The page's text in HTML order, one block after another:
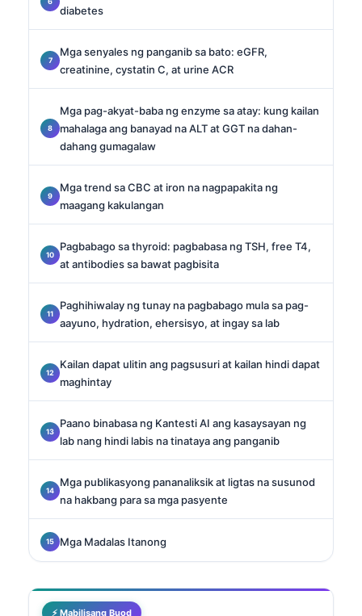
diabetes
Mga senyales ng panganib sa bato: eGFR,
creatinine, cystatin C, at urine ACR
Mga pag-akyat-baba ng enzyme sa atay: kung kailan
mahalaga ang banayad na ALT at GGT na dahan-
dahang gumagalaw
Mga trend sa CBC at iron na nagpapakita ng
maagang kakulangan
Pagbabago sa thyroid: pagbabasa ng TSH, free T4,
at antibodies sa bawat pagbisita
Paghihiwalay ng tunay na pagbabago mula sa pag-
aayuno, hydration, ehersisyo, at ingay sa lab
Kailan dapat ulitin ang pagsusuri at kailan hindi dapat
maghintay
Paano binabasa ng Kantesti AI ang kasaysayan ng
lab nang hindi labis na tinataya ang panganib
Mga publikasyong pananaliksik at ligtas na susunod
na hakbang para sa mga pasyente
Mga Madalas Itanong
⚡ Mabilisang Buod